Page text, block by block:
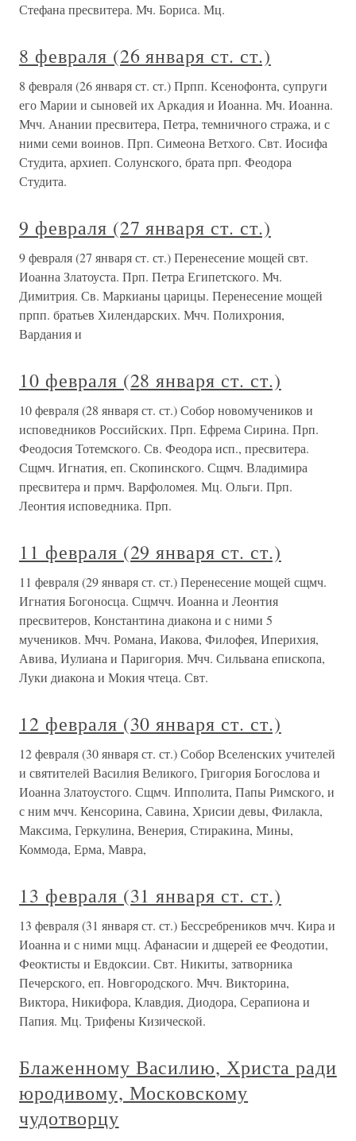
Стефана пресвитера. Мч. Бориса. Мц.
8 февраля (26 января ст. ст.)
8 февраля (26 января ст. ст.) Прпп. Ксенофонта, супруги
его Марии и сыновей их Аркадия и Иоанна. Мч. Иоанна.
Мчч. Анании пресвитера, Петра, темничного стража, и с
ними семи воинов. Прп. Симеона Ветхого. Свт. Иосифа
Студита, архиеп. Солунского, брата прп. Феодора
Студита.
9 февраля (27 января ст. ст.)
9 февраля (27 января ст. ст.) Перенесение мощей свт.
Иоанна Златоуста. Прп. Петра Египетского. Мч.
Димитрия. Св. Маркианы царицы. Перенесение мощей
прпп. братьев Хилендарских. Мчч. Полихрония,
Вардания и
10 февраля (28 января ст. ст.)
10 февраля (28 января ст. ст.) Собор новомучеников и
исповедников Российских. Прп. Ефрема Сирина. Прп.
Феодосия Тотемского. Св. Феодора исп., пресвитера.
Сщмч. Игнатия, еп. Скопинского. Сщмч. Владимира
пресвитера и прмч. Варфоломея. Мц. Ольги. Прп.
Леонтия исповедника. Прп.
11 февраля (29 января ст. ст.)
11 февраля (29 января ст. ст.) Перенесение мощей сщмч.
Игнатия Богоносца. Сщмчч. Иоанна и Леонтия
пресвитеров, Константина диакона и с ними 5
мучеников. Мчч. Романа, Иакова, Филофея, Иперихия,
Авива, Иулиана и Паригория. Мчч. Сильвана епископа,
Луки диакона и Мокия чтеца. Свт.
12 февраля (30 января ст. ст.)
12 февраля (30 января ст. ст.) Собор Вселенских учителей
и святителей Василия Великого, Григория Богослова и
Иоанна Златоустого. Сщмч. Ипполита, Папы Римского, и
с ним мчч. Кенсорина, Савина, Хрисии девы, Филакла,
Максима, Геркулина, Венерия, Стиракина, Мины,
Коммода, Ерма, Мавра,
13 февраля (31 января ст. ст.)
13 февраля (31 января ст. ст.) Бессребреников мчч. Кира и
Иоанна и с ними мцц. Афанасии и дщерей ее Феодотии,
Феоктисты и Евдоксии. Свт. Никиты, затворника
Печерского, еп. Новгородского. Мчч. Викторина,
Виктора, Никифора, Клавдия, Диодора, Серапиона и
Папия. Мц. Трифены Кизической.
Блаженному Василию, Христа ради
юродивому, Московскому
чудотворцу